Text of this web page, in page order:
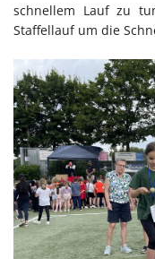
schnellem Lauf zu
Staffellauf um die